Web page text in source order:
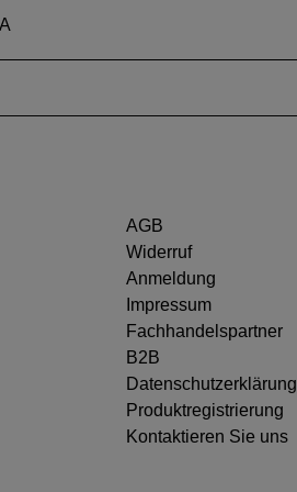
AGB
Widerruf
Anmeldung
Impressum
Fachhandelspartner
B2B
Datenschutzerklärung
Produktregistrierung
Kontaktieren Sie uns